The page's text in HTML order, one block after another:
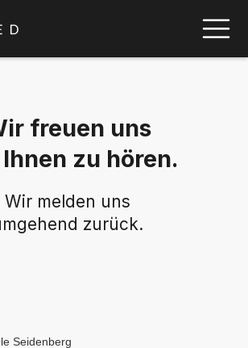
freuen uns
zu hören.
Wir melden uns
zurück.